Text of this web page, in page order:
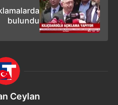
bulundu
Ceylan